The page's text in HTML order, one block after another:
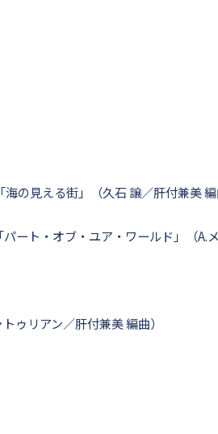
の見える街」（久石 譲／肝付兼美 編
ート・オブ・ユア・ワールド」（A.
ゥリアン／肝付兼美 編曲）